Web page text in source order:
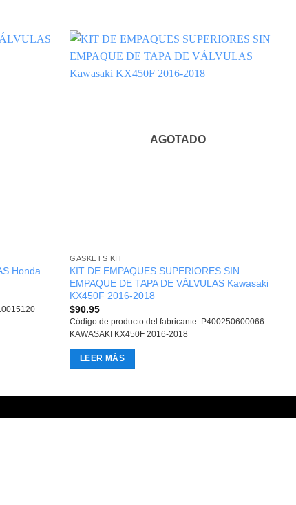
Honda
AGOTADO
GASKETS KIT
KIT DE EMPAQUES SUPERIORES SIN
EMPAQUE DE TAPA DE VÁLVULAS Kawasaki
KX450F 2016-2018
$90.95
Código de producto del fabricante: P400250600066
KAWASAKI KX450F 2016-2018
LEER MÁS